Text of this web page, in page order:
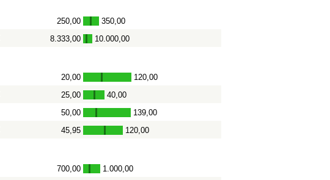
250,00 - 350,00
8.333,00 - 10.000,00
20,00 - 120,00
25,00 - 40,00
50,00 - 139,00
45,95 - 120,00
700,00 - 1.000,00